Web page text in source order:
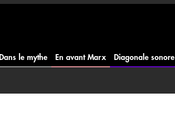
Dans le mythe En avant Marx Diagonale sonore